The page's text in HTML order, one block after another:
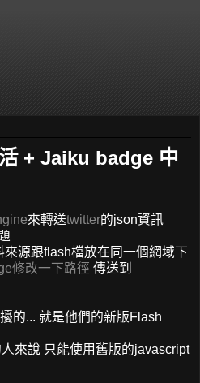
+ Jaiku badge 中
來轉送twitter的json資訊
源跟flash檔放在同一個網域下
修改一下路徑 傳送到
的... 就是他們的新版Flash
來說 只能使用舊版的javascript